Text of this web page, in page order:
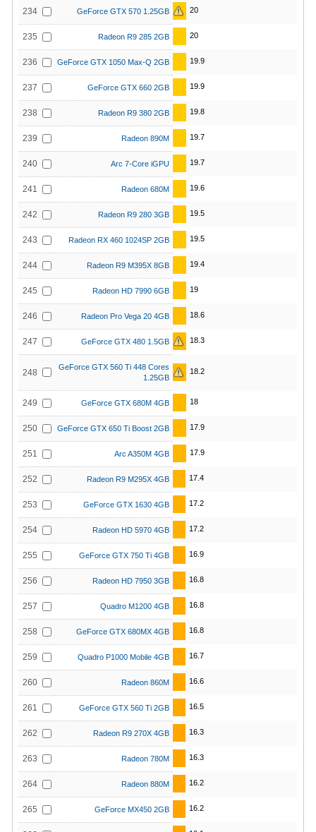
234 GeForce GTX 570 1.25GB 20
235 Radeon R9 285 2GB 20
236 GeForce GTX 1050 Max-Q 2GB 19.9
237 GeForce GTX 660 2GB 19.9
238 Radeon R9 380 2GB 19.8
239 Radeon 890M 19.7
240 Arc 7-Core iGPU 19.7
241 Radeon 680M 19.6
242 Radeon R9 280 3GB 19.5
243 Radeon RX 460 1024SP 2GB 19.5
244 Radeon R9 M395X 8GB 19.4
245 Radeon HD 7990 6GB 19
246 Radeon Pro Vega 20 4GB 18.6
247 GeForce GTX 480 1.5GB 18.3
248
GeForce GTX 560 Ti 448 Cores
1.25GB
18.2
249 GeForce GTX 680M 4GB 18
250 GeForce GTX 650 Ti Boost 2GB 17.9
251 Arc A350M 4GB 17.9
252 Radeon R9 M295X 4GB 17.4
253 GeForce GTX 1630 4GB 17.2
254 Radeon HD 5970 4GB 17.2
255 GeForce GTX 750 Ti 4GB 16.9
256 Radeon HD 7950 3GB 16.8
257 Quadro M1200 4GB 16.8
258 GeForce GTX 680MX 4GB 16.8
259 Quadro P1000 Mobile 4GB 16.7
260 Radeon 860M 16.6
261 GeForce GTX 560 Ti 2GB 16.5
262 Radeon R9 270X 4GB 16.3
263 Radeon 780M 16.3
264 Radeon 880M 16.2
265 GeForce MX450 2GB 16.2